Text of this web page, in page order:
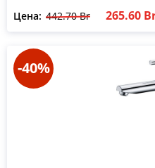
Цена: 442.70 Br 265.60
-40%